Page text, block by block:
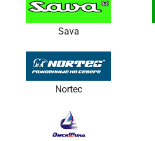
Sava
Nortec